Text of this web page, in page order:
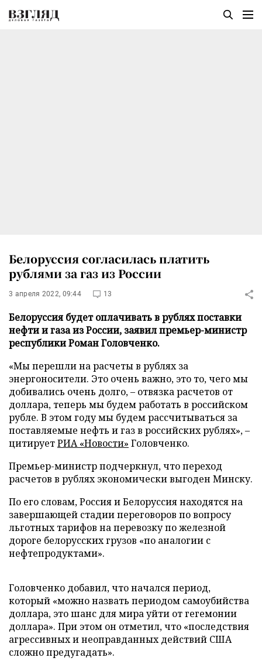
Белоруссия согласилась платить
рублями за газ из России
3 апреля 2022, 09:44 13
Белоруссия будет оплачивать в рублях поставки
нефти и газа из России, заявил премьер-министр
республики Роман Головченко.
«Мы перешли на расчеты в рублях за
энергоносители. Это очень важно, это то, чего мы
добивались очень долго, – отвязка расчетов от
доллара, теперь мы будем работать в российском
рубле. В этом году мы будем рассчитываться за
поставляемые нефть и газ в российских рублях», –
цитируетРИА «Новости» Головченко.
Премьер-министр подчеркнул, что переход
расчетов в рублях экономически выгоден Минску.
По его словам, Россия и Белоруссия находятся на
завершающей стадии переговоров по вопросу
льготных тарифов на перевозку по железной
дороге белорусских грузов «по аналогии с
нефтепродуктами».
Головченко добавил, что начался период,
который «можно назвать периодом самоубийства
доллара, это шанс для мира уйти от гегемонии
доллара». При этом он отметил, что «последствия
агрессивных и неоправданных действий США
сложно предугадать».